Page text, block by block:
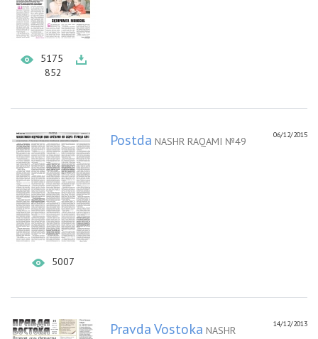
5175
852
5007
06/12/2015
Postda NASHR RAQAMI №49
14/12/2013
Pravda Vostoka NASHR